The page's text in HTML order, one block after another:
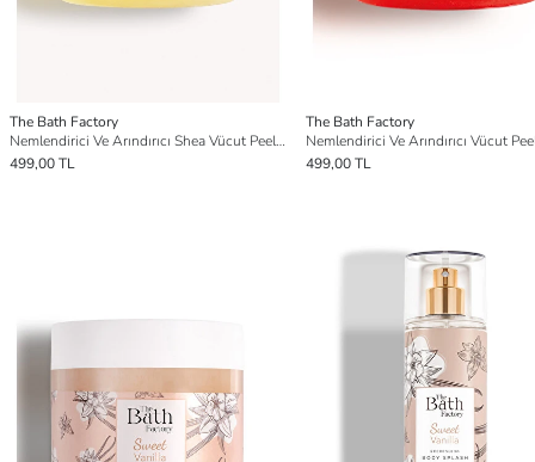
The Bath Factory
Nemlendirici Ve Arındırıcı Shea Vücut Peelingi - Muz Aromalı 300gr
499,00 TL
The Bath Factory
499,00 TL